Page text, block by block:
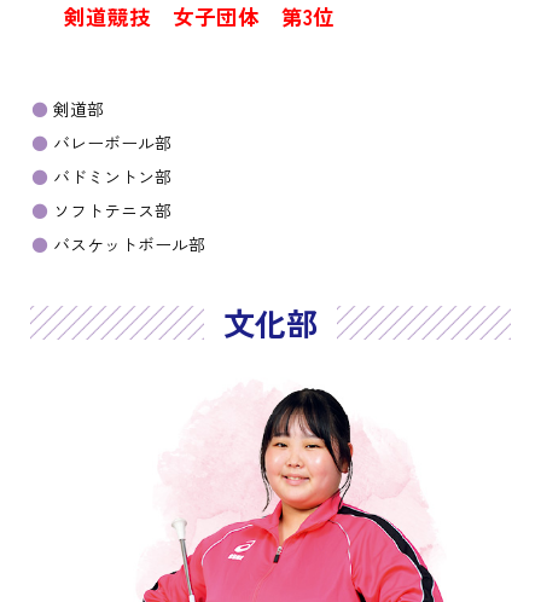
剣道競技 女子団体 第3位
剣道部
バレーボール部
バドミントン部
ソフトテニス部
バスケットボール部
文化部